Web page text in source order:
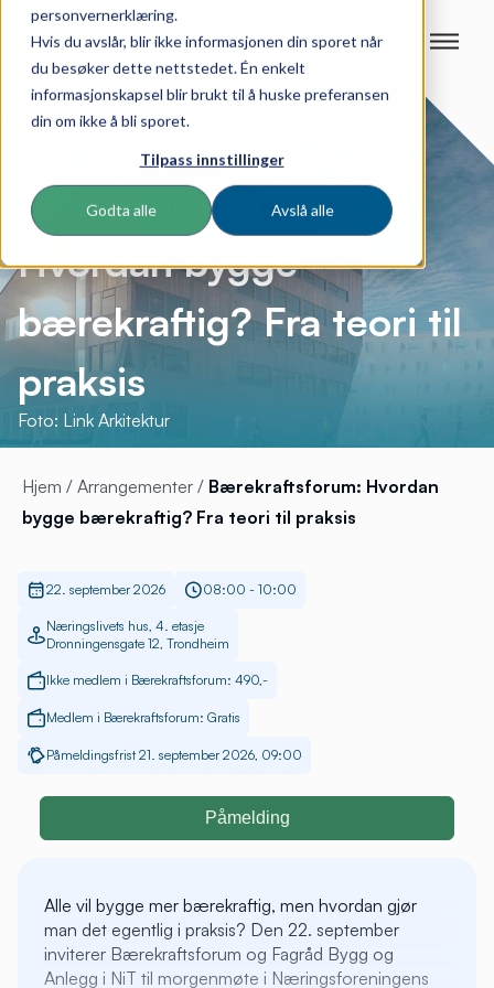
personvernerklæring.
Hvis du avslår, blir ikke informasjonen din sporet når
du besøker dette nettstedet. Én enkelt
informasjonskapsel blir brukt til å huske preferansen
din om ikke å bli sporet.
Tilpass innstillinger
Godta alle Avslå alle
Bærekraftsforum:
Hvordan bygge
bærekraftig? Fra teori til
praksis
Foto: Link Arkitektur
Hjem / Arrangementer / Bærekraftsforum: Hvordan
bygge bærekraftig? Fra teori til praksis
22. september 2026 08:00 - 10:00
Næringslivets hus, 4. etasje
Dronningensgate 12, Trondheim
Ikke medlem i Bærekraftsforum: 490,-
Medlem i Bærekraftsforum: Gratis
Påmeldingsfrist 21. september 2026, 09:00
Påmelding
Alle vil bygge mer bærekraftig, men hvordan gjør
man det egentlig i praksis? Den 22. september
inviterer Bærekraftsforum og Fagråd Bygg og
Anlegg i NiT til morgenmøte i Næringsforeningens